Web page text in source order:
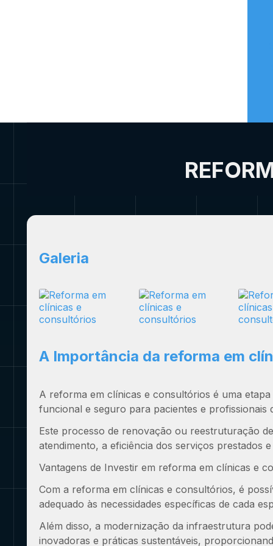
Galeria
A Importância da reforma em
A reforma em clínicas e consultórios é uma
funcional e seguro para pacientes e profissionais
Este processo de renovação ou reestruturação
atendimento, a eficiência dos serviços prestados
Vantagens de Investir em reforma em clínicas e
Com a reforma em clínicas e consultórios, é
adequado às necessidades específicas de cada
Além disso, a modernização da infraestrutura
inovadoras e práticas sustentáveis,